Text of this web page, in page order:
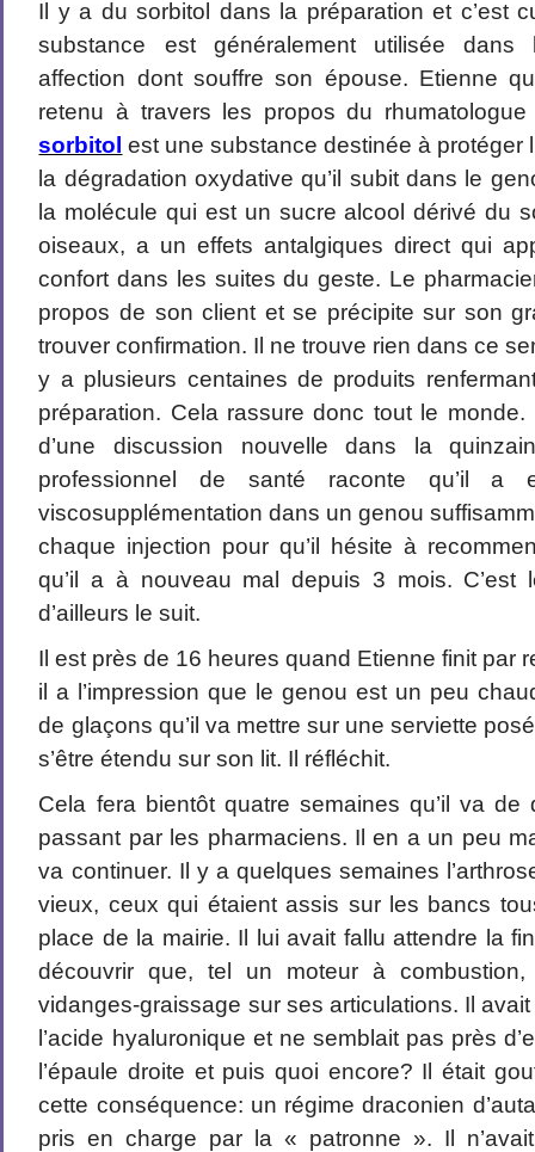
Il y a du sorbitol dans la préparation et c’est
substance est généralement utilisée dans
affection dont souffre son épouse. Etienne
retenu à travers les propos du
sorbitol est une substance destinée à protéger
la dégradation oxydative qu’il subit dans le
la molécule qui est un sucre alcool dérivé du
oiseaux, a un effets antalgiques direct qui
confort dans les suites du geste. Le
propos de son client et se précipite sur son
trouver confirmation. Il ne trouve rien dans ce
y a plusieurs centaines de produits
préparation. Cela rassure donc tout le
d’une discussion nouvelle dans la
professionnel de santé raconte qu’il a
viscosupplémentation dans un genou
chaque injection pour qu’il hésite à
qu’il a à nouveau mal depuis 3 mois. C’est
d’ailleurs le suit.
Il est près de 16 heures quand Etienne finit par
il a l’impression que le genou est un peu
de glaçons qu’il va mettre sur une serviette
s’être étendu sur son lit. Il réfléchit.
Cela fera bientôt quatre semaines qu’il va
passant par les pharmaciens. Il en a un peu
va continuer. Il y a quelques semaines
vieux, ceux qui étaient assis sur les bancs
place de la mairie. Il lui avait fallu attendre la
découvrir que, tel un moteur à
vidanges-graissage sur ses articulations. Il
l’acide hyaluronique et ne semblait pas près
l’épaule droite et puis quoi encore? Il était
cette conséquence: un régime draconien
pris en charge par la « patronne ». Il